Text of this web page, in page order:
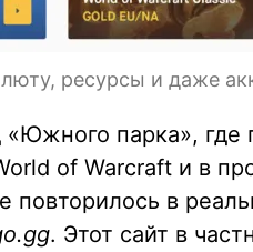
ресурсы и даже
парка», где
of Warcraft и в
повторилось в
. Этот сайт в